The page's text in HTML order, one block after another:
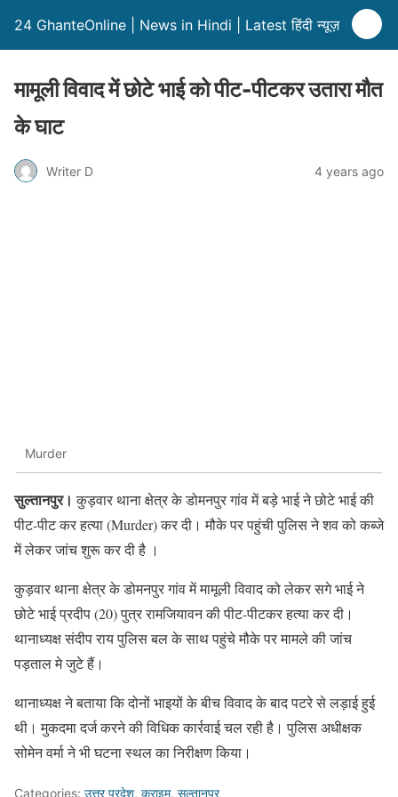
24 GhanteOnline | News in Hindi | Latest हिंदी न्यूज़
मामूली विवाद में छोटे भाई को पीट-पीटकर उतारा मौत
के घाट
Writer D 4 years ago
Murder
सुल्तानपुर। कुड़वार थाना क्षेत्र के डोमनपुर गांव में बड़े भाई ने छोटे भाई की
पीट-पीट कर हत्या (Murder) कर दी। मौके पर पहुंची पुलिस ने शव को कब्जे
में लेकर जांच शुरू कर दी है ।
कुड़वार थाना क्षेत्र के डोमनपुर गांव में मामूली विवाद को लेकर सगे भाई ने
छोटे भाई प्रदीप (20) पुत्र रामजियावन की पीट-पीटकर हत्या कर दी।
थानाध्यक्ष संदीप राय पुलिस बल के साथ पहुंचे मौके पर मामले की जांच
पड़ताल मे जुटे हैं।
थानाध्यक्ष ने बताया कि दोनों भाइयों के बीच विवाद के बाद पटरे से लड़ाई हुई
थी। मुकदमा दर्ज करने की विधिक कार्रवाई चल रही है। पुलिस अधीक्षक
सोमेन वर्मा ने भी घटना स्थल का निरीक्षण किया।
Categories: उत्तर प्रदेश, क्राइम, सुल्तानपुर